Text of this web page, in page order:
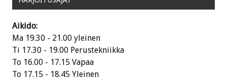
Aikido:
Ma 19.30 - 21.00 yleinen
Ti 17.30 - 19.00 Perustekniikka
To 16.00 - 17.15 Vapaa
To 17.15 - 18.45 Yleinen